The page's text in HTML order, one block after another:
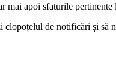
apoi sfaturile
de notificări și să